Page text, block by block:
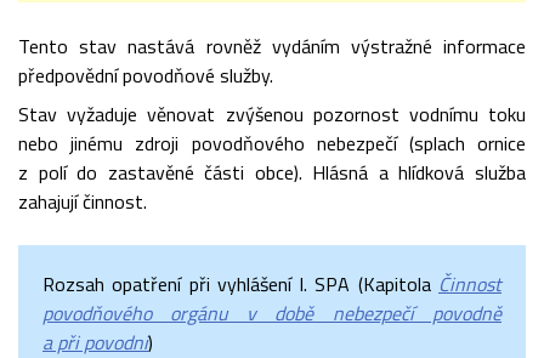
Tento stav nastává rovněž vydáním výstražné informace
předpovědní povodňové služby.
Stav vyžaduje věnovat zvýšenou pozornost vodnímu toku
nebo jinému zdroji povodňového nebezpečí (splach ornice
z polí do zastavěné části obce). Hlásná a hlídková služba
zahajují činnost.
Rozsah opatření při vyhlášení I. SPA (Kapitola Činnost
povodňového orgánu v době nebezpečí povodně
a při povodni)